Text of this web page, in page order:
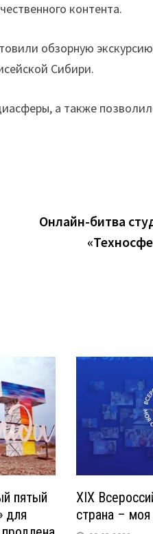
контента.
обзорную
Сибири.
а также
Онлайн-битва
пятый
для
XIX
страна – моя